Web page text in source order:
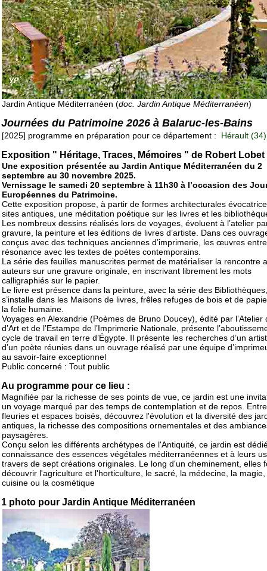
Jardin Antique Méditerranéen (doc. Jardin Antique Méditerranéen)
Journées du Patrimoine 2026 à Balaruc-les-Bains
[2025] programme en préparation pour ce département : Hérault (34)
Exposition " Héritage, Traces, Mémoires " de Robert Lobet
Une exposition présentée au Jardin Antique Méditerranéen du 2
septembre au 30 novembre 2025.
Vernissage le samedi 20 septembre à 11h30 à l’occasion des
Européennes du Patrimoine.
Cette exposition propose, à partir de formes architecturales
sites antiques, une méditation poétique sur les livres et les
Les nombreux dessins réalisés lors de voyages, évoluent à l’atelier
gravure, la peinture et les éditions de livres d’artiste. Dans ces
conçus avec des techniques anciennes d’imprimerie, les œuvres
résonance avec les textes de poètes contemporains.
La série des feuilles manuscrites permet de matérialiser la rencontre
auteurs sur une gravure originale, en inscrivant librement les mots
calligraphiés sur le papier.
Le livre est présence dans la peinture, avec la série des
s’installe dans les Maisons de livres, frêles refuges de bois et de
la folie humaine.
Voyages en Alexandrie (Poèmes de Bruno Doucey), édité par l’Atelier
d’Art et de l’Estampe de l’Imprimerie Nationale, présente
cycle de travail en terre d’Égypte. Il présente les recherches d’un
d’un poète réunies dans un ouvrage réalisé par une équipe
au savoir-faire exceptionnel
Public concerné : Tout public
Au programme pour ce lieu :
Magnifiée par la richesse de ses points de vue, ce jardin est une
un voyage marqué par des temps de contemplation et de repos.
fleuries et espaces boisés, découvrez l'évolution et la diversité des
antiques, la richesse des compositions ornementales et des
paysagères.
Conçu selon les différents archétypes de l'Antiquité, ce jardin est
connaissance des essences végétales méditerranéennes et à leurs
travers de sept créations originales. Le long d'un cheminement, elles
découvrir l'agriculture et l'horticulture, le sacré, la médecine, la magie,
cuisine ou la cosmétique
1 photo pour Jardin Antique Méditerranéen